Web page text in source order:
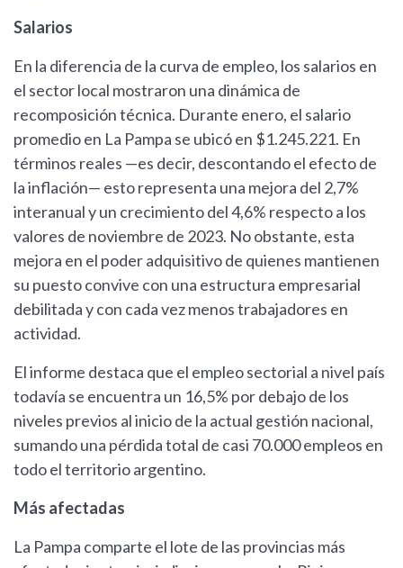
Salarios
En la diferencia de la curva de empleo, los salarios en
el sector local mostraron una dinámica de
recomposición técnica. Durante enero, el salario
promedio en La Pampa se ubicó en $1.245.221. En
términos reales —es decir, descontando el efecto de
la inflación— esto representa una mejora del 2,7%
interanual y un crecimiento del 4,6% respecto a los
valores de noviembre de 2023. No obstante, esta
mejora en el poder adquisitivo de quienes mantienen
su puesto convive con una estructura empresarial
debilitada y con cada vez menos trabajadores en
actividad.
El informe destaca que el empleo sectorial a nivel país
todavía se encuentra un 16,5% por debajo de los
niveles previos al inicio de la actual gestión nacional,
sumando una pérdida total de casi 70.000 empleos en
todo el territorio argentino.
Más afectadas
La Pampa comparte el lote de las provincias más